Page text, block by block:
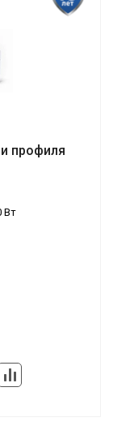
профиля
Вт